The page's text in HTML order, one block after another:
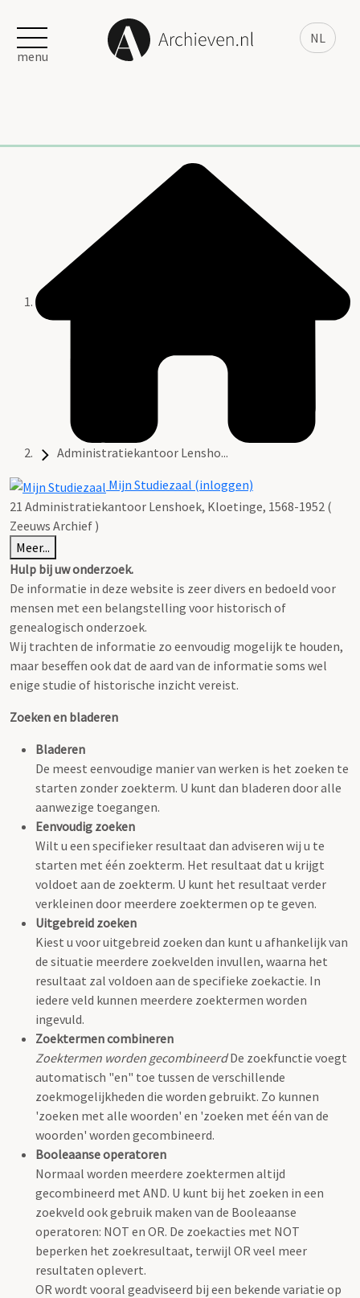
NL
menu
Administratiekantoor Lensho...
Mijn Studiezaal (inloggen)
21 Administratiekantoor Lenshoek, Kloetinge, 1568-1952 (
Zeeuws Archief )
Meer...
Hulp bij uw onderzoek.
De informatie in deze website is zeer divers en bedoeld voor
mensen met een belangstelling voor historisch of
genealogisch onderzoek.
Wij trachten de informatie zo eenvoudig mogelijk te houden,
maar beseffen ook dat de aard van de informatie soms wel
enige studie of historische inzicht vereist.
Zoeken en bladeren
Bladeren
De meest eenvoudige manier van werken is het zoeken te
starten zonder zoekterm. U kunt dan bladeren door alle
aanwezige toegangen.
Eenvoudig zoeken
Wilt u een specifieker resultaat dan adviseren wij u te
starten met één zoekterm. Het resultaat dat u krijgt
voldoet aan de zoekterm. U kunt het resultaat verder
verkleinen door meerdere zoektermen op te geven.
Uitgebreid zoeken
Kiest u voor uitgebreid zoeken dan kunt u afhankelijk van
de situatie meerdere zoekvelden invullen, waarna het
resultaat zal voldoen aan de specifieke zoekactie. In
iedere veld kunnen meerdere zoektermen worden
ingevuld.
Zoektermen combineren
Zoektermen worden gecombineerdDe zoekfunctie voegt
automatisch "en" toe tussen de verschillende
zoekmogelijkheden die worden gebruikt. Zo kunnen
'zoeken met alle woorden' en 'zoeken met één van de
woorden' worden gecombineerd.
Booleaanse operatoren
Normaal worden meerdere zoektermen altijd
gecombineerd met AND. U kunt bij het zoeken in een
zoekveld ook gebruik maken van de Booleaanse
operatoren: NOT en OR. De zoekacties met NOT
beperken het zoekresultaat, terwijl OR veel meer
resultaten oplevert.
OR wordt vooral geadviseerd bij een bekende variatie op